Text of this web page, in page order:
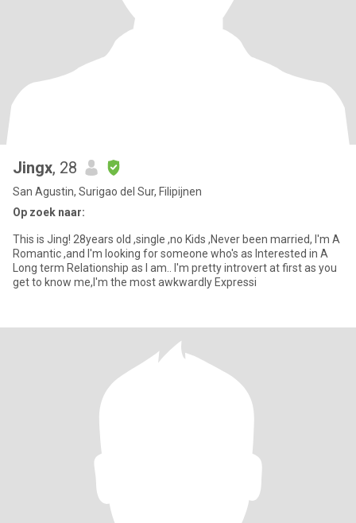
Jingx, 28
San Agustin, Surigao del Sur, Filipijnen
Op zoek naar:
This is Jing! 28years old ,single ,no Kids ,Never been married, I'm A
Romantic ,and I'm looking for someone who's as Interested in A
Long term Relationship as I am.. I'm pretty introvert at first as you
get to know me,I'm the most awkwardly Expressi